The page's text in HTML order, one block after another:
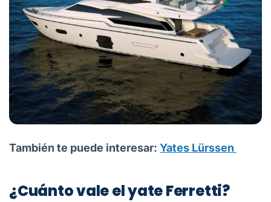
También te puede interesar: Yates Lürssen
¿Cuánto vale el yate Ferretti?